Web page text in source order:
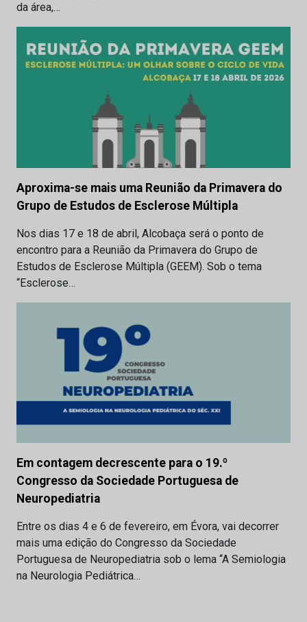
da área,…
Aproxima-se mais uma Reunião da Primavera do
Grupo de Estudos de Esclerose Múltipla
Nos dias 17 e 18 de abril, Alcobaça será o ponto de
encontro para a Reunião da Primavera do Grupo de
Estudos de Esclerose Múltipla (GEEM). Sob o tema
“Esclerose…
Em contagem decrescente para o 19.º
Congresso da Sociedade Portuguesa de
Neuropediatria
Entre os dias 4 e 6 de fevereiro, em Évora, vai decorrer
mais uma edição do Congresso da Sociedade
Portuguesa de Neuropediatria sob o lema “A Semiologia
na Neurologia Pediátrica…